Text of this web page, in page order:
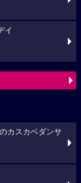
イ
カスカベダンサ